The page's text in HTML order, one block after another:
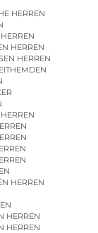
HERREN
HERREN
HERREN
HERREN
HERREN
HERREN